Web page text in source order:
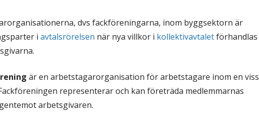
dvs fackföreningarna, inom byggsektorn är
iavtalsrörelsen när nya villkor i kollektivavtaletförhandlas
är en arbetstagarorganisation för arbetstagare inom en viss
representerar och kan företräda medlemmarnas
arbetsgivaren.